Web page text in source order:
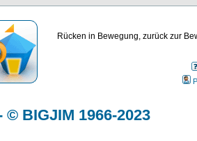
Rücken in Bewegung, zurück zur
BIGJIM 1966-2023